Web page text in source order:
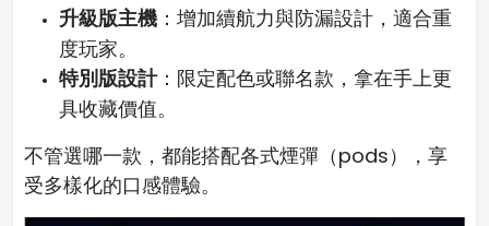
升級版主機 ：增加續航力與防漏設計，適合重
度玩家。
特別版設計：限定配色或聯名款，拿在手上更
具收藏價值。
不管選哪一款，都能搭配各式煙彈（pods），享
受多樣化的口感體驗。